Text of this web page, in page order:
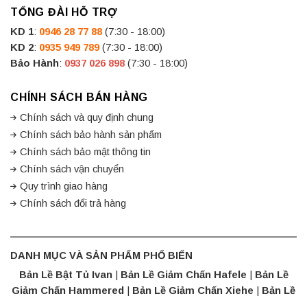
TỔNG ĐÀI HỖ TRỢ
KD 1: 0946 28 77 88 (7:30 - 18:00)
KD 2: 0935 949 789 (7:30 - 18:00)
Bảo Hành: 0937 026 898 (7:30 - 18:00)
CHÍNH SÁCH BÁN HÀNG
Chính sách và quy định chung
Chính sách bảo hành sản phẩm
Chính sách bảo mật thông tin
Chính sách vận chuyển
Quy trình giao hàng
Chính sách đổi trả hàng
DANH MỤC VÀ SẢN PHẨM PHỔ BIẾN
Bản Lề Bật Tủ Ivan | Bản Lề Giảm Chấn Hafele | Bản Lề
Giảm Chấn Hammered | Bản Lề Giảm Chấn Xiehe | Bản Lề